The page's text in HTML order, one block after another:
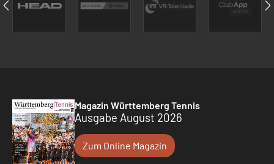
Magazin Württemberg Tennis
Ausgabe August 2026
Zum Online Magazin